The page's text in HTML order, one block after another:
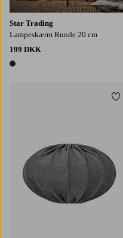
Star Trading
Lampeskærm Runde 20 cm
199 DKK
1 farve